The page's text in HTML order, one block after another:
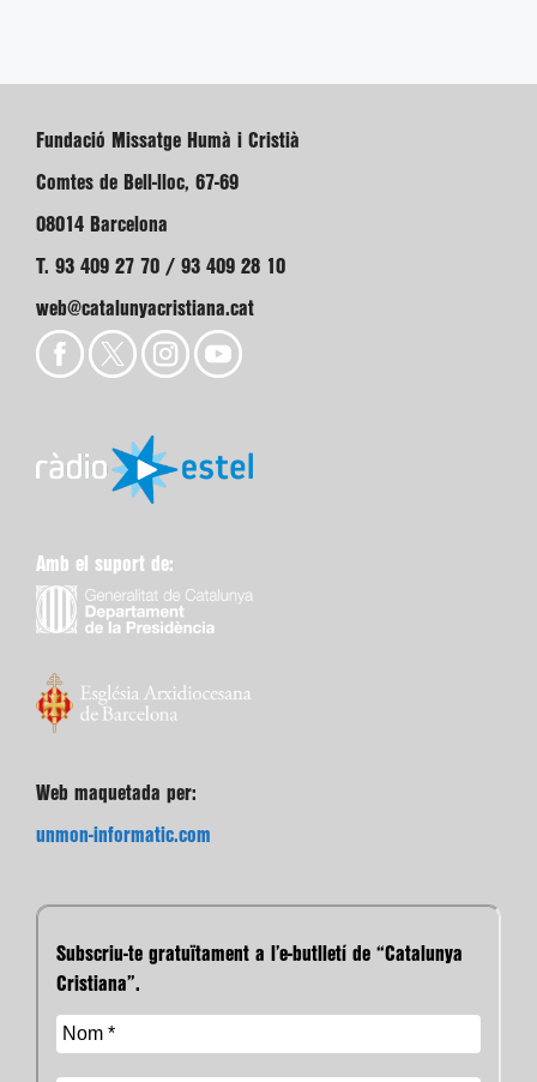
Fundació Missatge Humà i Cristià
Comtes de Bell-lloc, 67-69
08014 Barcelona
T. 93 409 27 70 / 93 409 28 10
web@catalunyacristiana.cat
Amb el suport de:
Web maquetada per:
unmon-informatic.com
Subscriu-te gratuïtament a l’e-butlletí de “Catalunya
Cristiana”.